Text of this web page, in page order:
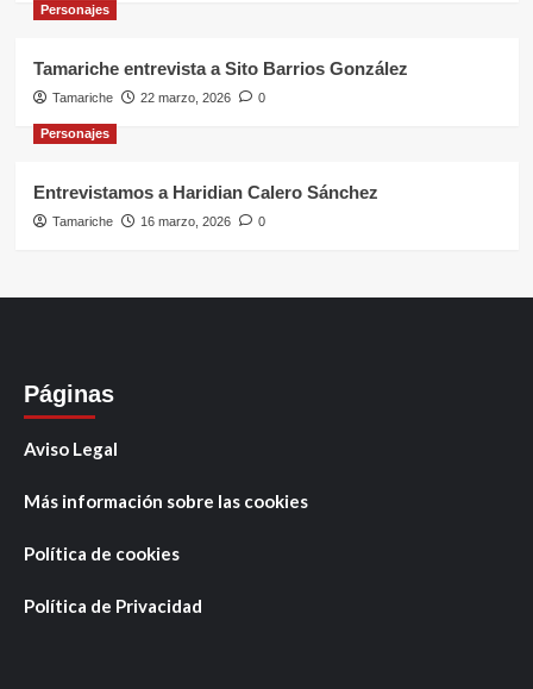
Personajes
Tamariche entrevista a Sito Barrios González
Tamariche 22 marzo, 2026 0
Personajes
Entrevistamos a Haridian Calero Sánchez
Tamariche 16 marzo, 2026 0
Páginas
Aviso Legal
Más información sobre las cookies
Política de cookies
Política de Privacidad